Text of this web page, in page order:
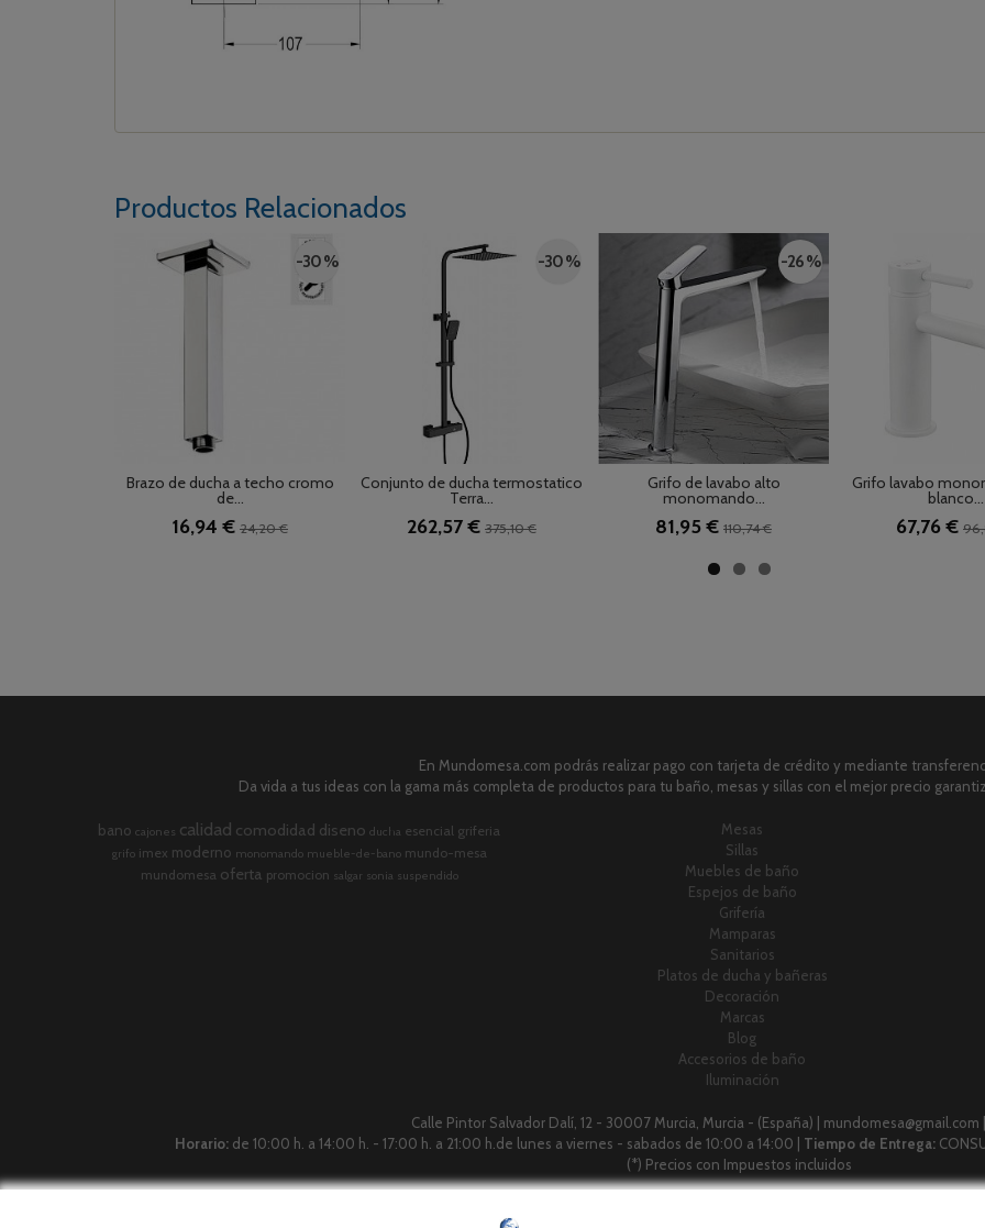
Productos Relacionados
-30 %
Brazo de ducha a techo cromo
de...
16,94 € 24,20 €
-30 %
Conjunto de ducha termostatico
Terra...
262,57 € 375,10 €
-26 %
Grifo de lavabo alto
monomando...
81,95 € 110,74 €
Grifo lavabo
blanco...
67,76 €
En Mundomesa.com podrás realizar pago con tarjeta de crédito y mediante
Da vida a tus ideas con la gama más completa de productos para tu baño, mesas y sillas con el mejor precio
bano cajones calidad comodidad diseno ducha esencial griferia
grifo imex moderno monomando mueble-de-bano mundo-mesa
mundomesa oferta promocion salgar sonia suspendido
Mesas
Sillas
Muebles de baño
Espejos de baño
Grifería
Mamparas
Sanitarios
Platos de ducha y bañeras
Decoración
Marcas
Blog
Accesorios de baño
Iluminación
Calle Pintor Salvador Dalí, 12 - 30007 Murcia, Murcia - (España) | mundomesa@gmail.com |
Horario: de 10:00 h. a 14:00 h. - 17:00 h. a 21:00 h.de lunes a viernes - sabados de 10:00 a 14:00 | Tiempo de Entrega:
(*) Precios con Impuestos incluidos